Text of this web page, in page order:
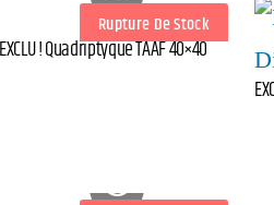
Rupture De Stock
EXCLU ! Quadriptyque TAAF 40×40